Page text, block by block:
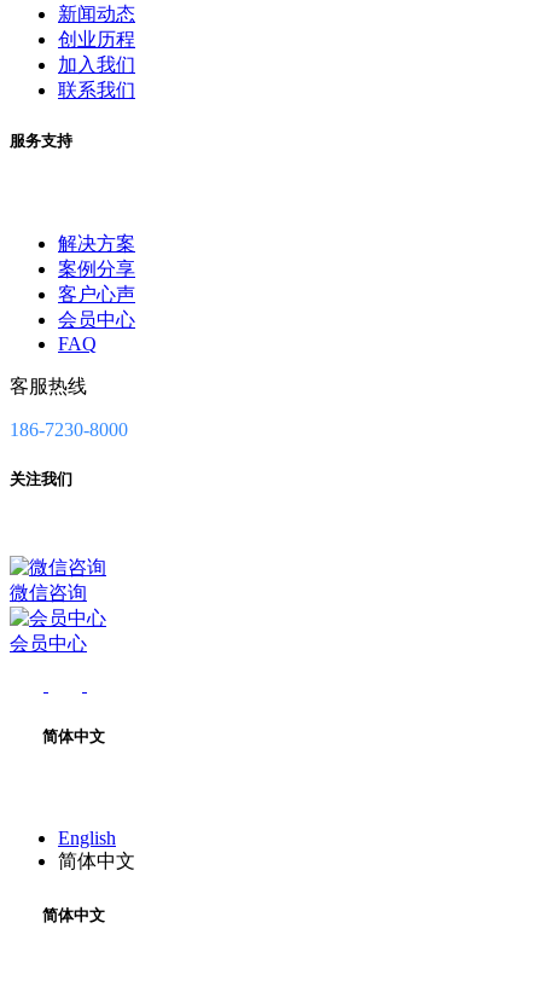
新闻动态
创业历程
加入我们
联系我们
服务支持
解决方案
案例分享
客户心声
会员中心
FAQ
客服热线
186-7230-8000
关注我们
微信咨询
会员中心
简体中文
English
简体中文
简体中文